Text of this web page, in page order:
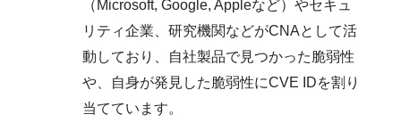
（Microsoft, Google, Appleなど）やセキュ
リティ企業、研究機関などがCNAとして活
動しており、自社製品で見つかった脆弱性
や、自身が発見した脆弱性にCVE IDを割り
当てています。